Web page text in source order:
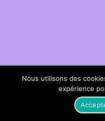
Nous utilisons des
expérience